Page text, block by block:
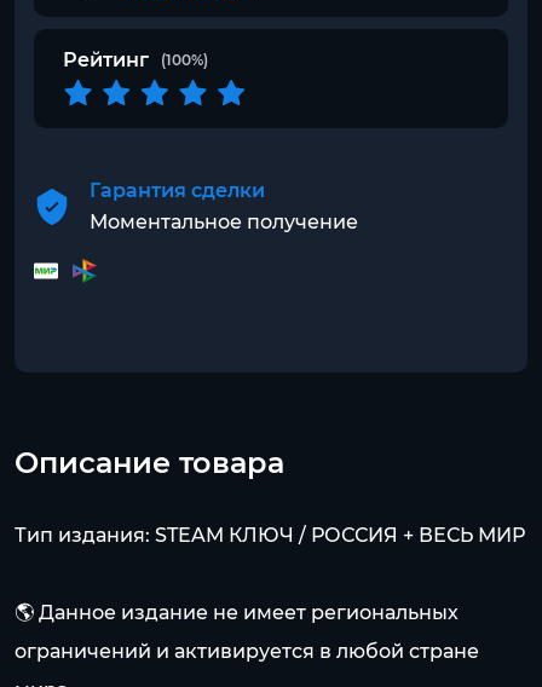
Рейтинг (100%)
Гарантия сделки
Моментальное получение
Описание товара
Тип издания: STEAM КЛЮЧ / РОССИЯ + ВЕСЬ МИР
🌎 Данное издание не имеет региональных
ограничений и активируется в любой стране